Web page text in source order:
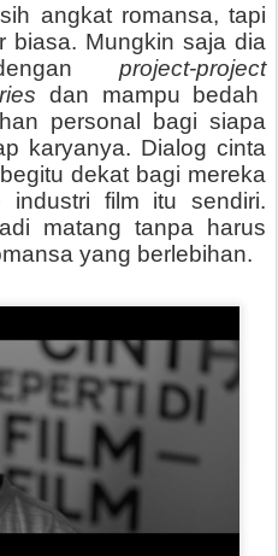
angkat romansa, tapi
biasa. Mungkin saja dia
project-project
dan mampu bedah
personal bagi siapa
karyanya. Dialog cinta
dekat bagi mereka
film itu sendiri.
matang tanpa harus
yang berlebihan.